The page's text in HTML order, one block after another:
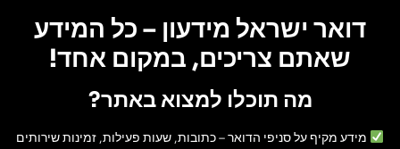
דואר ישראל מידעון – כל המידע
שאתם צריכים, במקום אחד!
מה תוכלו למצוא באתר?
מידע מקיף על סניפי הדואר– כתובות, שעות פעילות, זמינות שירותים